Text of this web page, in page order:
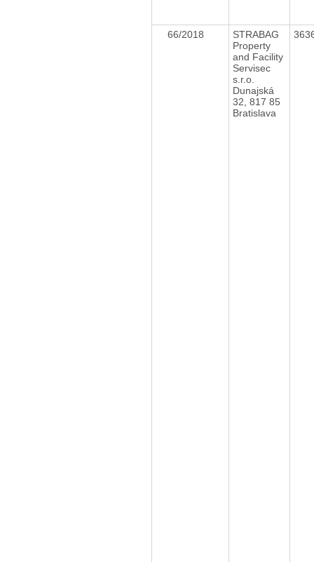
66/2018
STRABAG
Property
and Facility
Servisec
s.r.o.
Dunajská
32, 817 85
Bratislava